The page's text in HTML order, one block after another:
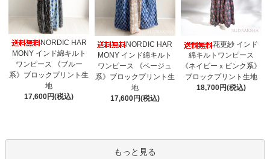
NORDIC HAR
MONY インド綿キルト
ワンピース 《ブルー
系》ブロックプリント生
地
17,600円(税込)
NORDIC HAR
MONY インド綿キルト
ワンピース 《ベージュ
系》ブロックプリント生
地
17,600円(税込)
花更紗 インド
綿キルトワンピース
《ネイビーｘピンク系》
ブロックプリント生地
18,700円(税込)
もっと見る